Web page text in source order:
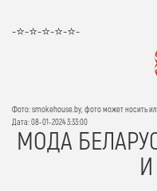
-⭐-⭐-⭐-⭐-⭐-
Фото: smokehouse.by, фото может носить
Дата: 08-01-2024 3:33:00
МОДА